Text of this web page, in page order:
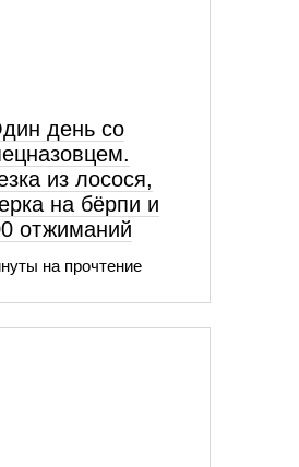
день со
из лосося,
на бёрпи и
отжиманий
на прочтение